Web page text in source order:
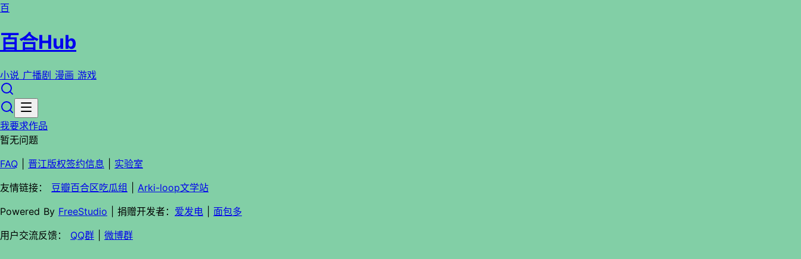
百
百合Hub
小说 广播剧 漫画 游戏
我要求作品
暂无问题
FAQ
晋江版权签约信息
实验室
友情链接： 豆瓣百合区吃瓜组
Arki-loop文学站
Powered By FreeStudio | 捐赠开发者： 爱发电
面包多
用户交流反馈： QQ群 微博群